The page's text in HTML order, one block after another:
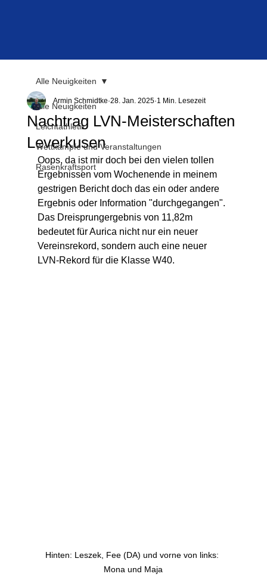
Alle Neuigkeiten
Leichtathletik
Wettkämpfe und Veranstaltungen
Rasenkraftsport
Alle Neuigkeiten
Nachtrag LVN-Meisterschaften
Leverkusen
Armin Schmidtke 28. Jan. 2025 1 Min. Lesezeit
Oops, da ist mir doch bei den vielen tollen
Ergebnissen vom Wochenende in meinem
gestrigen Bericht doch das ein oder andere
Ergebnis oder Information "durchgegangen".
Das Dreisprungergebnis von 11,82m
bedeutet für Aurica nicht nur ein neuer
Vereinsrekord, sondern auch eine neuer
LVN-Rekord für die Klasse W40.
Hinten: Leszek, Fee (DA) und vorne von links:
Mona und Maja